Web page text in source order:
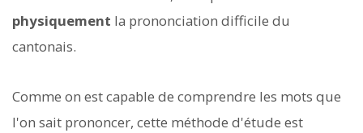
physiquement la prononciation difficile du
cantonais.
Comme on est capable de comprendre les mots que
l'on sait prononcer, cette méthode d'étude est